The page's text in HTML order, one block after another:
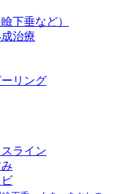
下垂など）
治療
リング
ライン